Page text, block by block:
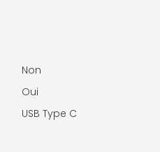
Non
Oui
USB Type C